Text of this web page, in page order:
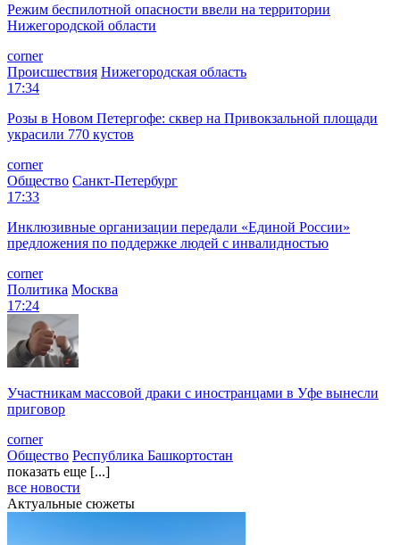
Режим беспилотной опасности ввели на территории
Нижегородской области
corner
Происшествия Нижегородская область
17:34
Розы в Новом Петергофе: сквер на Привокзальной площади
украсили 770 кустов
corner
Общество Санкт-Петербург
17:33
Инклюзивные организации передали «Единой России»
предложения по поддержке людей с инвалидностью
corner
Политика Москва
17:24
Участникам массовой драки с иностранцами в Уфе вынесли
приговор
corner
Общество Республика Башкортостан
показать еще [...]
все новости
Актуальные сюжеты